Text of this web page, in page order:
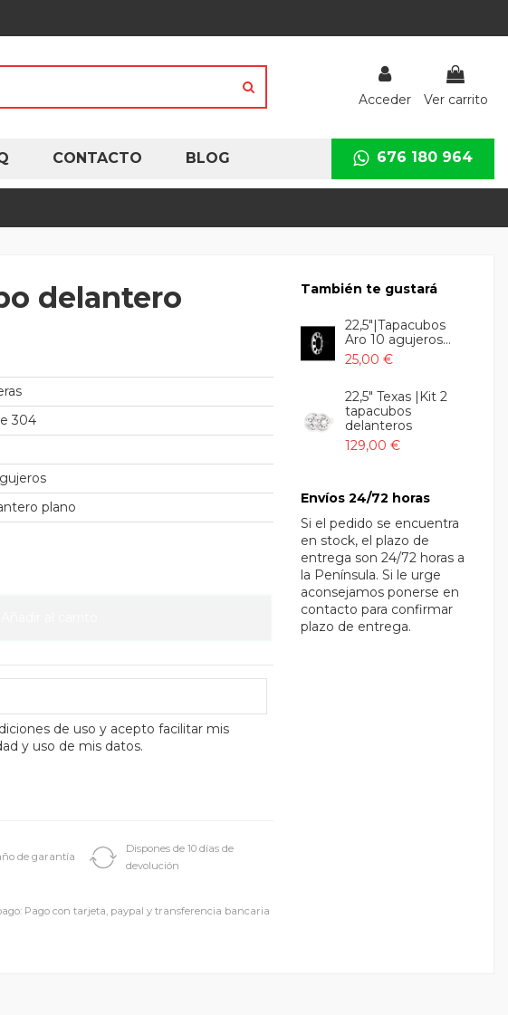
Acceder Ver carrito
CONTACTO BLOG 676 180 964
delantero
304
plano
de uso y acepto facilitar mis
y uso de mis datos.
de garantía
Dispones de 10 días de
devolución
Pago con tarjeta, paypal y transferencia bancaria
También te gustará
22,5"|Tapacubos
Aro 10 agujeros...
25,00 €
22,5" Texas |Kit 2
tapacubos
delanteros
129,00 €
Envíos 24/72 horas
Si el pedido se encuentra
en stock, el plazo de
entrega son 24/72 horas a
la Península. Si le urge
aconsejamos ponerse en
contacto para confirmar
plazo de entrega.